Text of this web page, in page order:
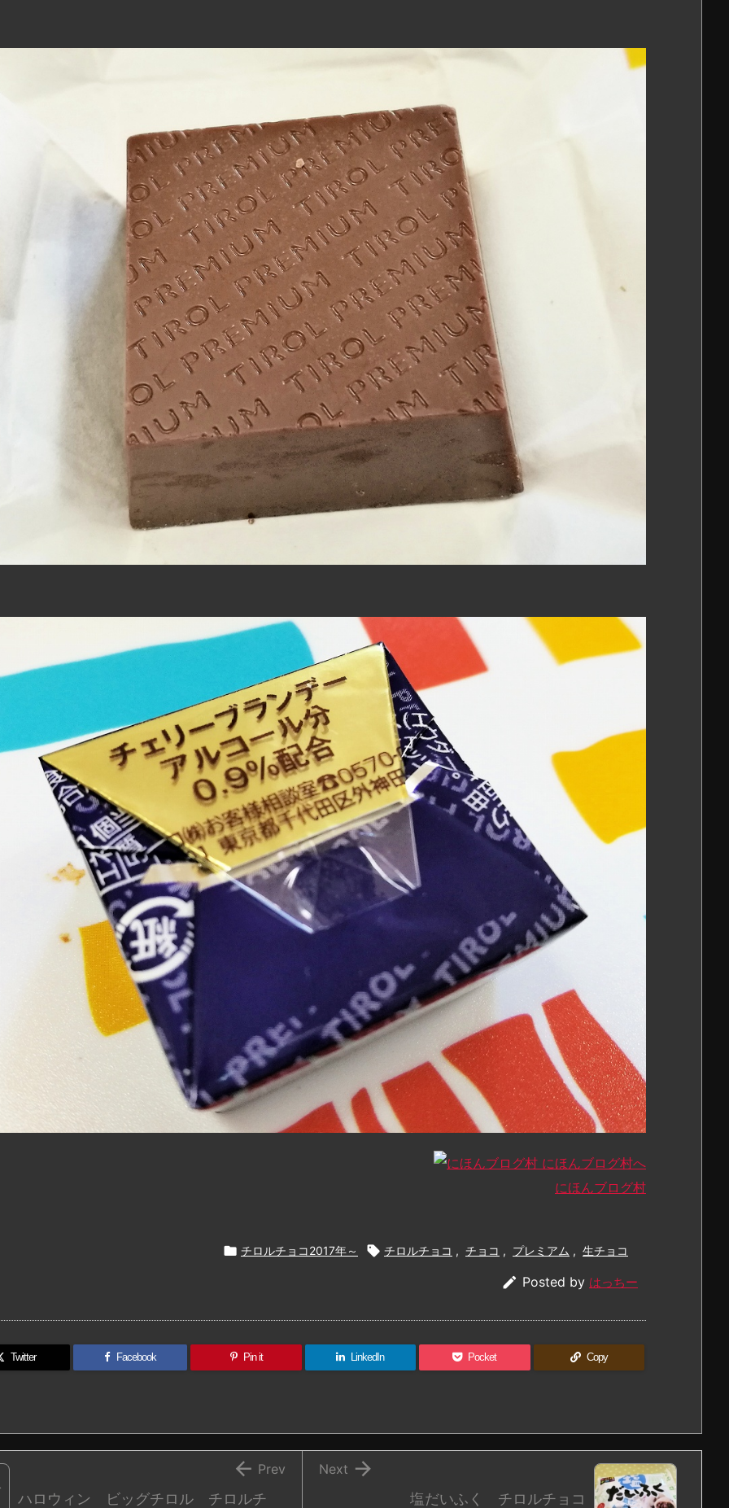
にほんブログ村
 チロルチョコ2017年～  チロルチョコ , チョコ , プレミアム , 生チョコ
 Posted by はっちー
Twitter Facebook Pin it LinkedIn Pocket Copy
塩だいふく チロルチョコ

Next
ハロウィン ビッグチロル チロルチ
 Prev